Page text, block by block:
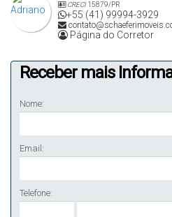
CRECI15879/PR
+55 (41) 99994-3929
Página do Corretor
Receber mais
Nome:
Email:
Telefone: